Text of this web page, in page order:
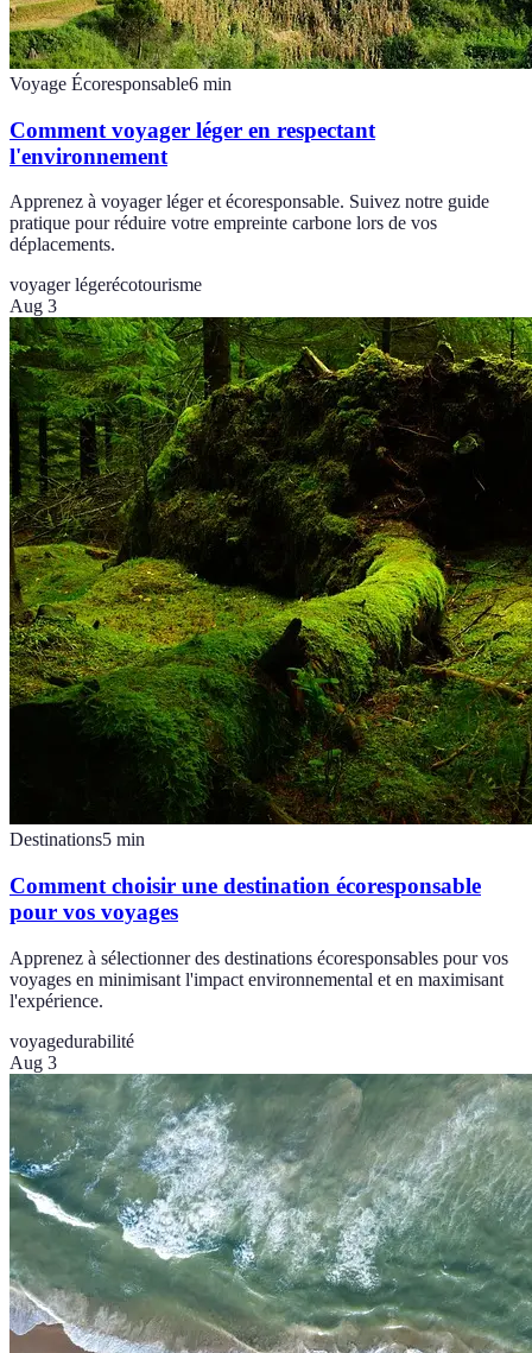
Voyage Écoresponsable6 min
Comment voyager léger en respectant
l'environnement
Apprenez à voyager léger et écoresponsable. Suivez notre guide
pratique pour réduire votre empreinte carbone lors de vos
déplacements.
voyager légerécotourisme
Aug 3
Destinations5 min
Comment choisir une destination écoresponsable
pour vos voyages
Apprenez à sélectionner des destinations écoresponsables pour vos
voyages en minimisant l'impact environnemental et en maximisant
l'expérience.
voyagedurabilité
Aug 3